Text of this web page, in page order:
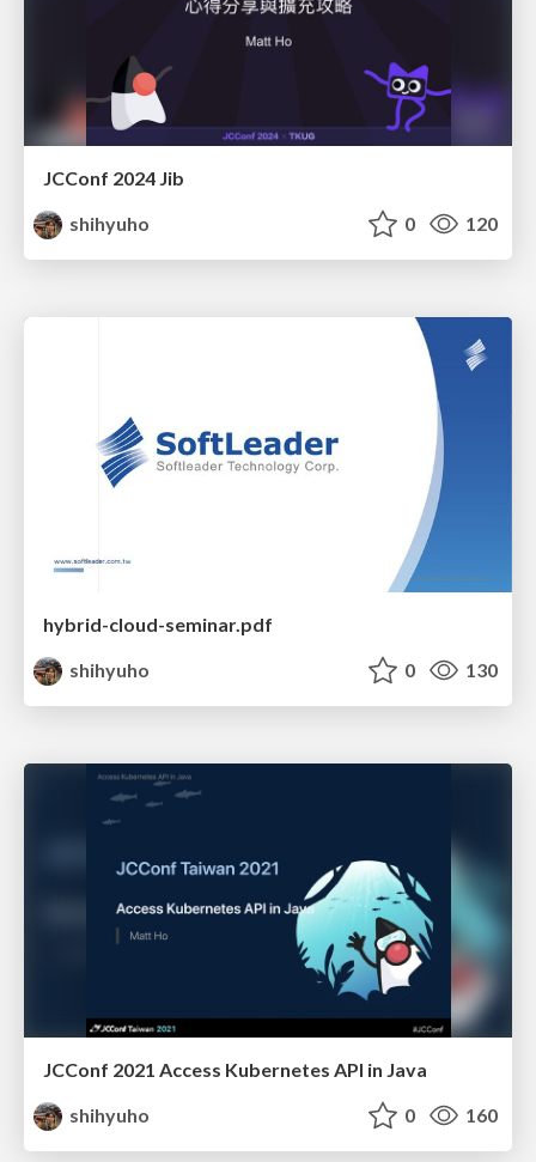
JCConf 2024 Jib
shihyuho
0 120
hybrid-cloud-seminar.pdf
shihyuho
0 130
JCConf 2021 Access Kubernetes API in Java
shihyuho
0 160